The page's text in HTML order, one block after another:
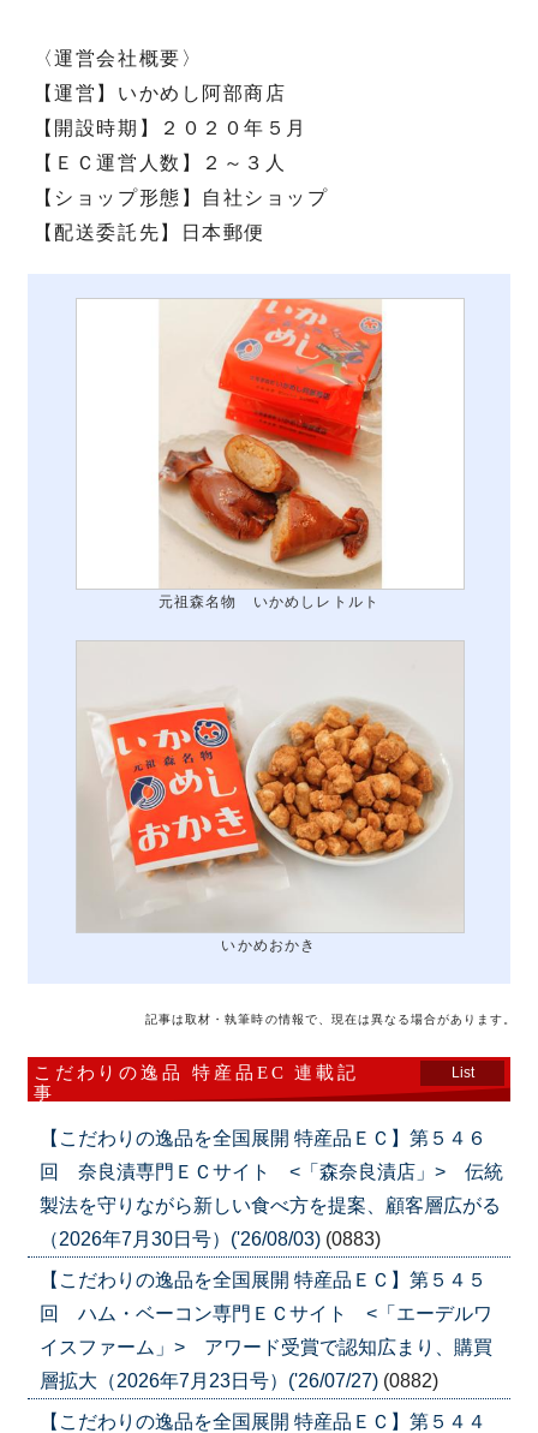
〈運営会社概要〉
【運営】いかめし阿部商店
【開設時期】２０２０年５月
【ＥＣ運営人数】２～３人
【ショップ形態】自社ショップ
【配送委託先】日本郵便
元祖森名物 いかめしレトルト
いかめおかき
記事は取材・執筆時の情報で、現在は異なる場合があります。
こだわりの逸品 特産品EC 連載記
事
List
【こだわりの逸品を全国展開 特産品ＥＣ】第５４６
回 奈良漬専門ＥＣサイト <「森奈良漬店」> 伝統
製法を守りながら新しい食べ方を提案、顧客層広がる
（2026年7月30日号）('26/08/03) (0883)
【こだわりの逸品を全国展開 特産品ＥＣ】第５４５
回 ハム・ベーコン専門ＥＣサイト <「エーデルワ
イスファーム」> アワード受賞で認知広まり、購買
層拡大（2026年7月23日号）('26/07/27) (0882)
【こだわりの逸品を全国展開 特産品ＥＣ】第５４４